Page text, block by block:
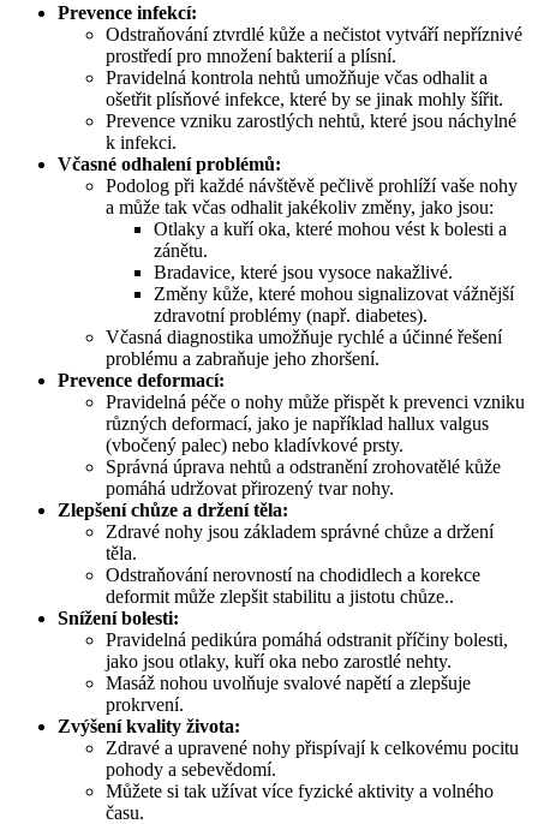
Prevence infekcí:
Odstraňování ztvrdlé kůže a nečistot vytváří nepříznivé
prostředí pro množení bakterií a plísní.
Pravidelná kontrola nehtů umožňuje včas odhalit a
ošetřit plísňové infekce, které by se jinak mohly šířit.
Prevence vzniku zarostlých nehtů, které jsou náchylné
k infekci.
Včasné odhalení problémů:
Podolog při každé návštěvě pečlivě prohlíží vaše nohy
a může tak včas odhalit jakékoliv změny, jako jsou:
Otlaky a kuří oka, které mohou vést k bolesti a
zánětu.
Bradavice, které jsou vysoce nakažlivé.
Změny kůže, které mohou signalizovat vážnější
zdravotní problémy (např. diabetes).
Včasná diagnostika umožňuje rychlé a účinné řešení
problému a zabraňuje jeho zhoršení.
Prevence deformací:
Pravidelná péče o nohy může přispět k prevenci vzniku
různých deformací, jako je například hallux valgus
(vbočený palec) nebo kladívkové prsty.
Správná úprava nehtů a odstranění zrohovatělé kůže
pomáhá udržovat přirozený tvar nohy.
Zlepšení chůze a držení těla:
Zdravé nohy jsou základem správné chůze a držení
těla.
Odstraňování nerovností na chodidlech a korekce
deformit může zlepšit stabilitu a jistotu chůze..
Snížení bolesti:
Pravidelná pedikúra pomáhá odstranit příčiny bolesti,
jako jsou otlaky, kuří oka nebo zarostlé nehty.
Masáž nohou uvolňuje svalové napětí a zlepšuje
prokrvení.
Zvýšení kvality života:
Zdravé a upravené nohy přispívají k celkovému pocitu
pohody a sebevědomí.
Můžete si tak užívat více fyzické aktivity a volného
času.